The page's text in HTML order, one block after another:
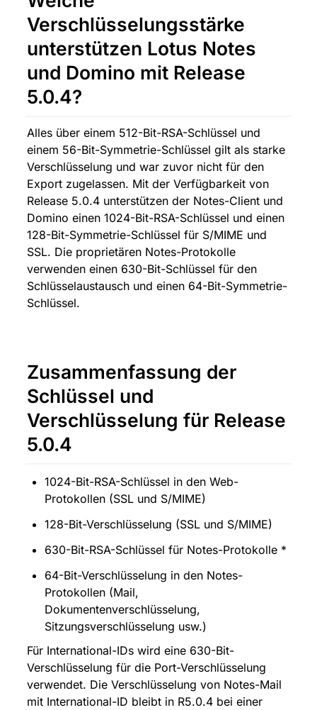
Verschlüsselungsstärke
unterstützen Lotus Notes
und Domino mit Release
5.0.4?
Alles über einem 512-Bit-RSA-Schlüssel und
einem 56-Bit-Symmetrie-Schlüssel gilt als starke
Verschlüsselung und war zuvor nicht für den
Export zugelassen. Mit der Verfügbarkeit von
Release 5.0.4 unterstützen der Notes-Client und
Domino einen 1024-Bit-RSA-Schlüssel und einen
128-Bit-Symmetrie-Schlüssel für S/MIME und
SSL. Die proprietären Notes-Protokolle
verwenden einen 630-Bit-Schlüssel für den
Schlüsselaustausch und einen 64-Bit-Symmetrie-
Schlüssel.
Zusammenfassung der
Schlüssel und
Verschlüsselung für Release
5.0.4
1024-Bit-RSA-Schlüssel in den Web-
Protokollen (SSL und S/MIME)
128-Bit-Verschlüsselung (SSL und S/MIME)
630-Bit-RSA-Schlüssel für Notes-Protokolle *
64-Bit-Verschlüsselung in den Notes-
Protokollen (Mail,
Dokumentenverschlüsselung,
Sitzungsverschlüsselung usw.)
Für International-IDs wird eine 630-Bit-
Verschlüsselung für die Port-Verschlüsselung
verwendet. Die Verschlüsselung von Notes-Mail
mit International-ID bleibt in R5.0.4 bei einer